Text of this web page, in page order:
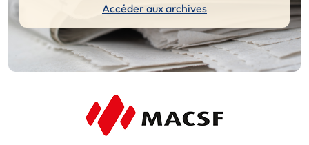
Accéder aux archives